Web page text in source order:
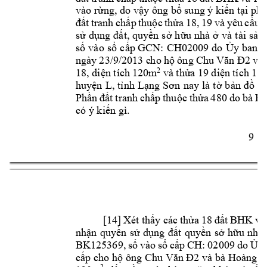
9
vào rừng, do vậy ông bổ sung ý kiến tại
đất tranh chấp thuộc thửa 18, 19 và yêu cầu
sử dụng đất, quyền sở hữu nhà ở và tài sả
số vào sổ cấp GCN: CH02009 do Ủy ban
ngày 23/9/2013 cho hộ ông Chu Văn Đ2 và
18, diện tích 120m2 và thửa 19 diện tích
huyện L, tỉnh Lạng Sơn nay là tờ bản đồ
Phần đất tranh chấp thuộc thửa 480 do bà
có ý kiến gì.
[14] Xét thấy các thửa 18 đất BHK v
nhận quyền sử dụng đất quyền sở hữu nhà
BK125369, số vào sổcấp CH: 02009 do Ủ
cấp cho hộ ông Chu Văn Đ2 và bà Hoàng